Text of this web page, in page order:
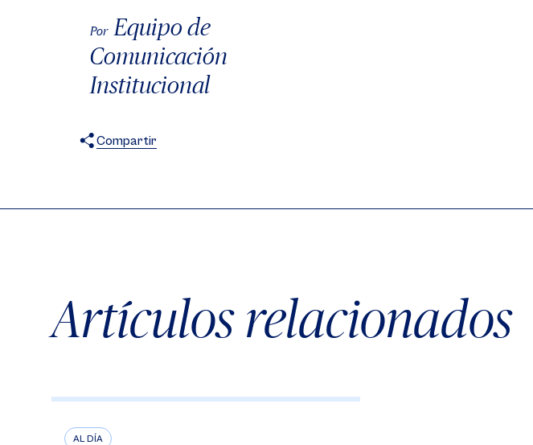
Por Equipo de
Comunicación
Institucional
Compartir
Artículos relacionados
AL DÍA